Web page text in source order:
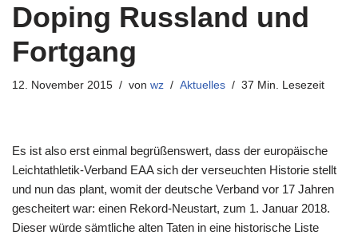
Doping Russland und
Fortgang
12. November 2015 von wz Aktuelles 37 Min. Lesezeit
Es ist also erst einmal begrüßenswert, dass der europäische
Leichtathletik-Verband EAA sich der verseuchten Historie stellt
und nun das plant, womit der deutsche Verband vor 17 Jahren
gescheitert war: einen Rekord-Neustart, zum 1. Januar 2018.
Dieser würde sämtliche alten Taten in eine historische Liste